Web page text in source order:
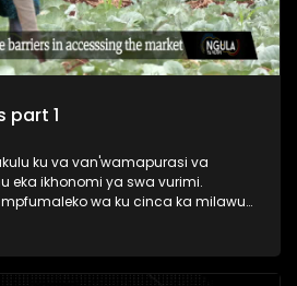
part 1
ku va van'wamapurasi va
eka ikhonomi ya swa vurimi.
wa ku cinca ka milawu